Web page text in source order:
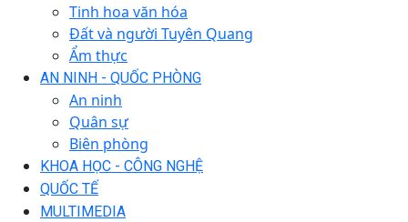
Tinh hoa văn hóa
Đất và người Tuyên Quang
Ẩm thực
AN NINH - QUỐC PHÒNG
An ninh
Quân sự
Biên phòng
KHOA HỌC - CÔNG NGHỆ
QUỐC TẾ
MULTIMEDIA